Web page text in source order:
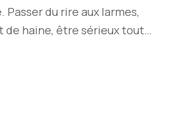
Passer du rire aux larmes,
de haine, être sérieux tout…